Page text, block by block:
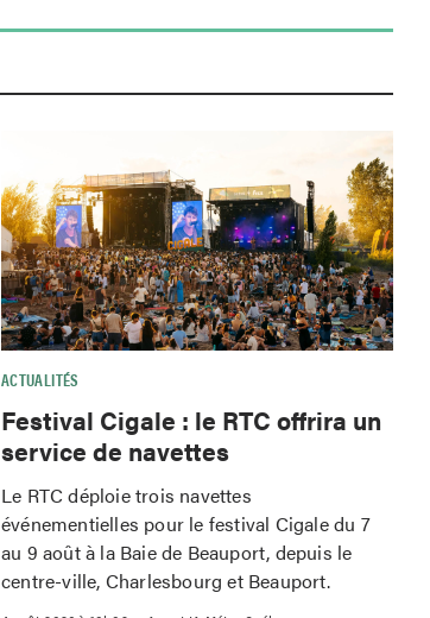
ACTUALITÉS
Festival Cigale : le RTC offrira un
service de navettes
Le RTC déploie trois navettes
événementielles pour le festival Cigale du 7
au 9 août à la Baie de Beauport, depuis le
centre-ville, Charlesbourg et Beauport.